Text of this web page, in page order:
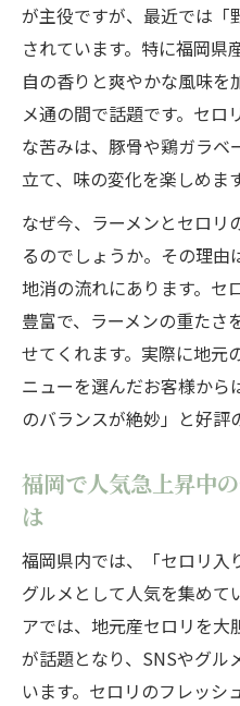
が主役ですが、最近では「
されています。特に福岡県
自の香りと爽やかな風味を
メ通の間で話題です。セ
な苦みは、豚骨や鶏ガラベ
立て、味の変化を楽しめます
なぜ今、ラーメンとセロリ
るのでしょうか。その理
地消の流れにあります。セ
豊富で、ラーメンの重たさ
せてくれます。実際に地元
ニューを選んだお客様から
のバランスが絶妙」と好評
福岡で人気急上昇中
は
福岡県内では、「セロリ入
グルメとして人気を集めて
アでは、地元産セロリを大
が話題となり、SNSやグル
います。セロリのフレッシ